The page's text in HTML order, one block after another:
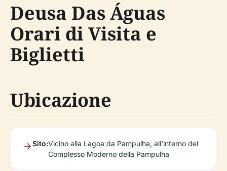
Deusa Das Águas
Orari di Visita e
Biglietti
Ubicazione
Sito:Vicino alla Lagoa da Pampulha, all'interno del
Complesso Moderno della Pampulha